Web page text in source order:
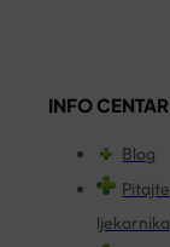
INFO CENTAR
Blog
Pitajte
ljekarnika